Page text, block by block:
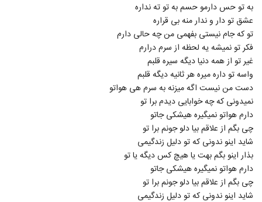
586
۱,۰۰۰ بازدید
587
موزیک زیبای عزیزم از حامد محضرنیا
۱,۵۷۱ بازدید
588
Amin Karimi Ghermez Gooneh
۶۷۸ بازدید
589
موزیک زیبای جون و دلی تو از محسن جمال
۲,۴۲۶ بازدید
590
آهنگ یه دنیا غم از فرهاد جواهر کلام(پاپ)
۱,۵۱۰ بازدید
به تو حس دارمو حسم به تو ته نداره
عشق تو دار و ندار منه بی قراره
تو که جام نیستی بفهمی من چه حالی دارم
فکر تو نمیشه یه لحظه از سرم درارم
غیر تو از همه دنیا دیگه سیره قلبم
واسه تو داره میره هر ثانیه دیگه قلبم
دست من نیست اگه میزنه به سرم هی هواتو
نمیدونی که چه خوابایی دیدم برا تو
دارم هواتو نمیگیره هیشکی جاتو
چی بگم از علاقم بیا دلو جونم برا تو
شاید اینو ندونی که تو دلیل زندگیمی
بذار اینو بگم بهت یا هیچ کس دیگه یا تو
دارم هواتو نمیگیره هیشکی جاتو
چی بگم از علاقم بیا دلو جونم برا تو
شاید اینو ندونی که تو دلیل زندگیمی